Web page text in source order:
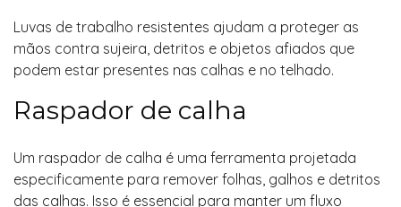
Luvas de trabalho resistentes ajudam a proteger as
mãos contra sujeira, detritos e objetos afiados que
podem estar presentes nas calhas e no telhado.
Raspador de calha
Um raspador de calha é uma ferramenta projetada
especificamente para remover folhas, galhos e detritos
das calhas. Isso é essencial para manter um fluxo